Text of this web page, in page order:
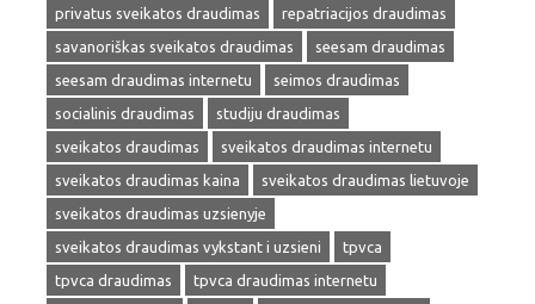
privatus sveikatos draudimas
repatriacijos draudimas
savanoriškas sveikatos draudimas
seesam draudimas
seesam draudimas internetu
seimos draudimas
socialinis draudimas
studiju draudimas
sveikatos draudimas
sveikatos draudimas internetu
sveikatos draudimas kaina
sveikatos draudimas lietuvoje
sveikatos draudimas uzsienyje
sveikatos draudimas vykstant i uzsieni
tpvca
tpvca draudimas
tpvca draudimas internetu